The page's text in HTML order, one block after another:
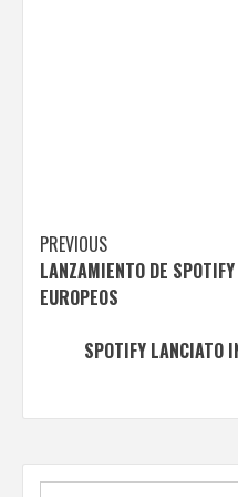
Post
navigation
PREVIOUS
LANZAMIENTO DE
EUROPEOS
SPOTIFY LANCIATO